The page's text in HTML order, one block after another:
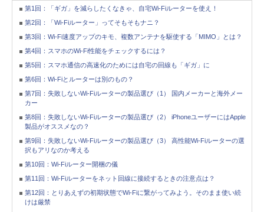
第1回：「ギガ」を減らしたくなきゃ、自宅Wi-Fiルーターを使え！
第2回：「Wi-Fiルーター」ってそもそもナニ？
第3回：Wi-Fi速度アップのキモ、複数アンテナを駆使する「MIMO」とは？
第4回：スマホのWi-Fi性能をチェックするには？
第5回：スマホ通信の高速化のためには自宅の回線も「ギガ」に
第6回：Wi-Fiとルーターは別のもの？
第7回：失敗しないWi-Fiルーターの製品選び（1） 国内メーカーと海外メー
カー
第8回：失敗しないWi-Fiルーターの製品選び（2） iPhoneユーザーにはApple
製品がオススメなの？
第9回：失敗しないWi-Fiルーターの製品選び（3） 高性能Wi-Fiルーターの選
択もアリなのか考える
第10回：Wi-Fiルーター開梱の儀
第11回：Wi-Fiルーターをネット回線に接続するときの注意点は？
第12回：とりあえずの初期状態でWi-Fiに繋がってみよう。そのまま使い続
けは厳禁